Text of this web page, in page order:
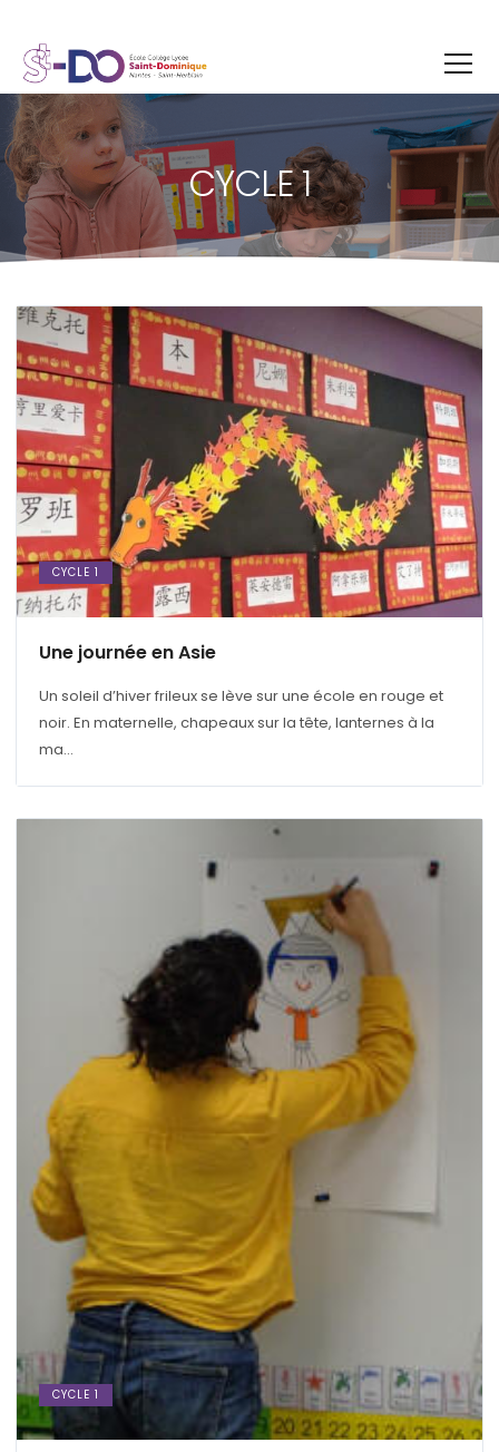
CYCLE 1
CYCLE 1
Une journée en Asie
Un soleil d’hiver frileux se lève sur une école en rouge et
noir. En maternelle, chapeaux sur la tête, lanternes à la
ma...
CYCLE 1